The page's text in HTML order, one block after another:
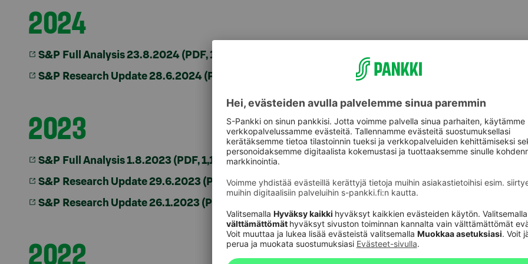
2024
S&P Full Analysis 23.8.2024 (PDF, 1,1 MB)
S&P Research Update 28.6.2024 (PDF, 125 kB)
2023
S&P Full Analysis 1.8.2023 (PDF, 1,11 MB)
S&P Research Update 29.6.2023 (PDF, 145 kB)
S&P Research Update 26.1.2023 (PDF, 132 kB)
2022